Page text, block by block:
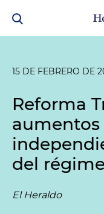
15 DE FEBRERO DE
Reforma
aumentos
del
El Heraldo